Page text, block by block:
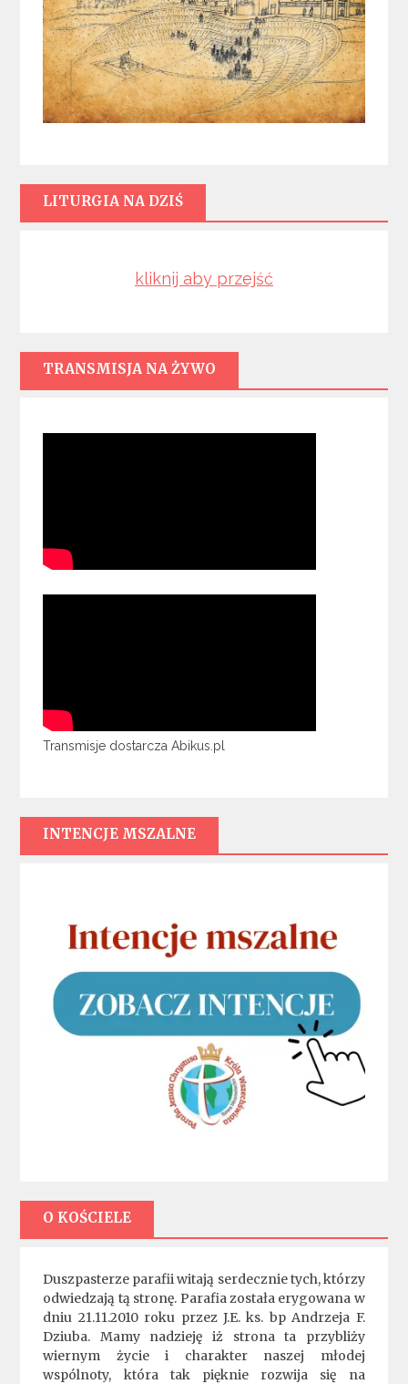
LITURGIA NA DZIŚ
kliknij aby przejść
TRANSMISJA NA ŻYWO
Transmisje dostarcza Abikus.pl
INTENCJE MSZALNE
O KOŚCIELE
Duszpasterze parafii witają serdecznie tych, którzy
odwiedzają tą stronę. Parafia została erygowana w
dniu 21.11.2010 roku przez J.E. ks. bp Andrzeja F.
Dziuba. Mamy nadzieję iż strona ta przybliży
wiernym życie i charakter naszej młodej
wspólnoty, która tak pięknie rozwija się na